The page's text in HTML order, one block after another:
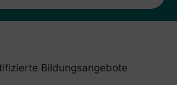
Bildungsangebote